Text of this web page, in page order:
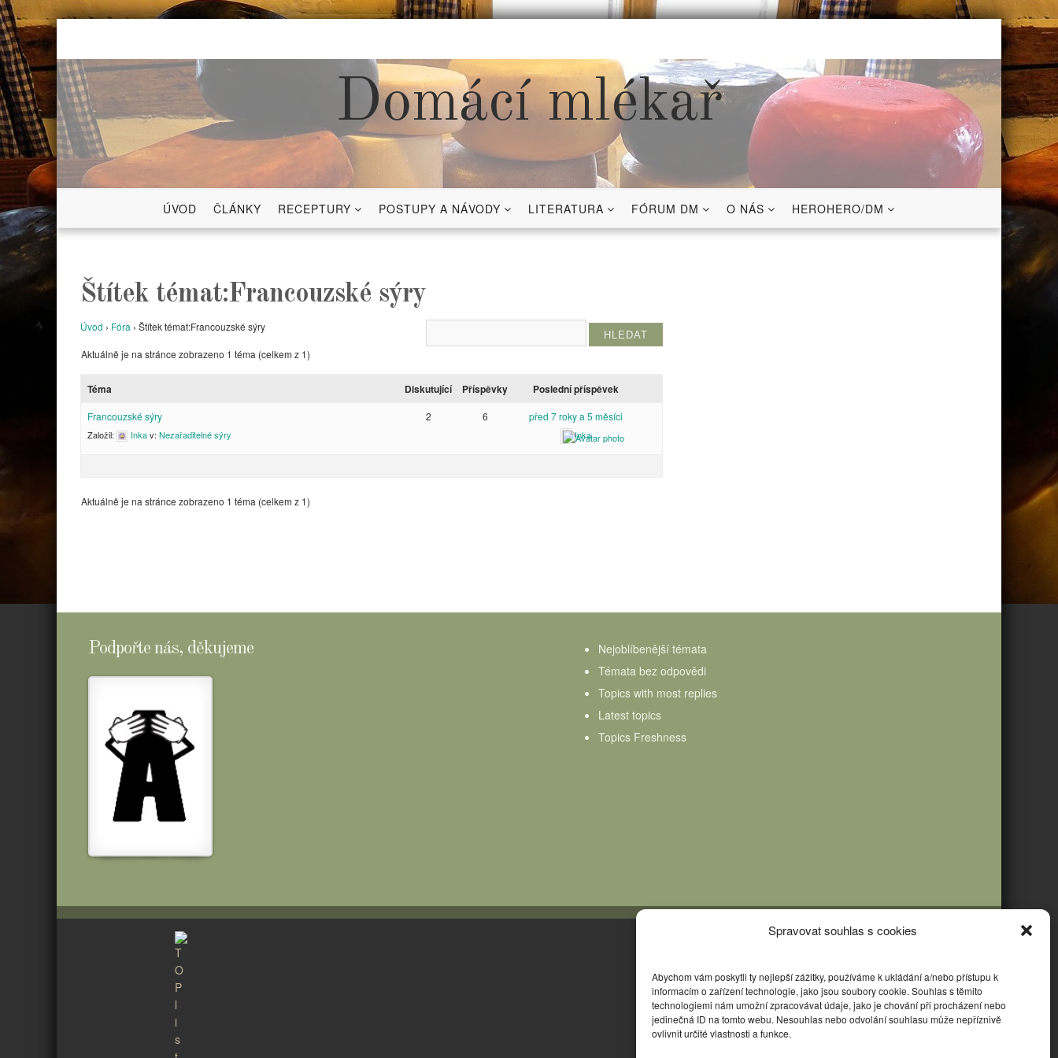
Spravovat souhlas s cookies
Abychom vám poskytli ty nejlepší zážitky, používáme k ukládání a/nebo přístupu k
informacím o zařízení technologie, jako jsou soubory cookie. Souhlas s těmito
technologiemi nám umožní zpracovávat údaje, jako je chování při procházení nebo
jedinečná ID na tomto webu. Nesouhlas nebo odvolání souhlasu může nepříznivě
ovlivnit určité vlastnosti a funkce.
Skip
content
Domácí mlékař
ÚVOD ČLÁNKY RECEPTURY POSTUPY A NÁVODY LITERATURA FÓRUM DM O NÁS HEROHERO/DM
Štítek témat:Francouzské sýry
Úvod › Fóra › Štítek témat:Francouzské sýry
Aktuálně je na stránce zobrazeno 1 téma (celkem z 1)
Téma Diskutující Příspěvky Poslední příspěvek
Francouzské sýry
Založil: Inkav: Nezařaditelné sýry
2 6 před 7 roky a 5 měsíci
Inka
Aktuálně je na stránce zobrazeno 1 téma (celkem z 1)
Podpořte nás, děkujeme
Nejoblíbenější témata
Témata bez odpovědi
Topics with most replies
Latest topics
Topics Freshness